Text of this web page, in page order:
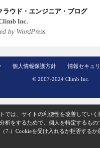
ラウド・エンジニア・ブログ
Inc.
by WordPress.
個人情報保護方針 情報セキュ
© 2007-2024 Climb Inc.
では、サイトの利便性を改善してい
析をするためで、個人を特定するもの
7.） Cookieを受け入れるか拒否するか